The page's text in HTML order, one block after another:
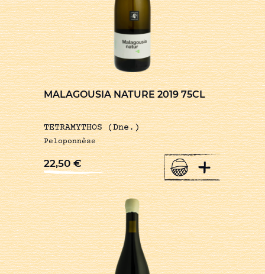
MALAGOUSIA NATURE 2019 75CL
TETRAMYTHOS (Dne.)
Peloponnèse
22,50€ +